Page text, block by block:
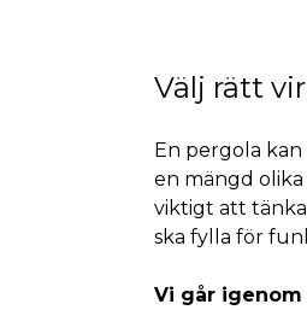
Välj rätt
En pergola
en mängd
viktigt att
ska fylla för
Vi går